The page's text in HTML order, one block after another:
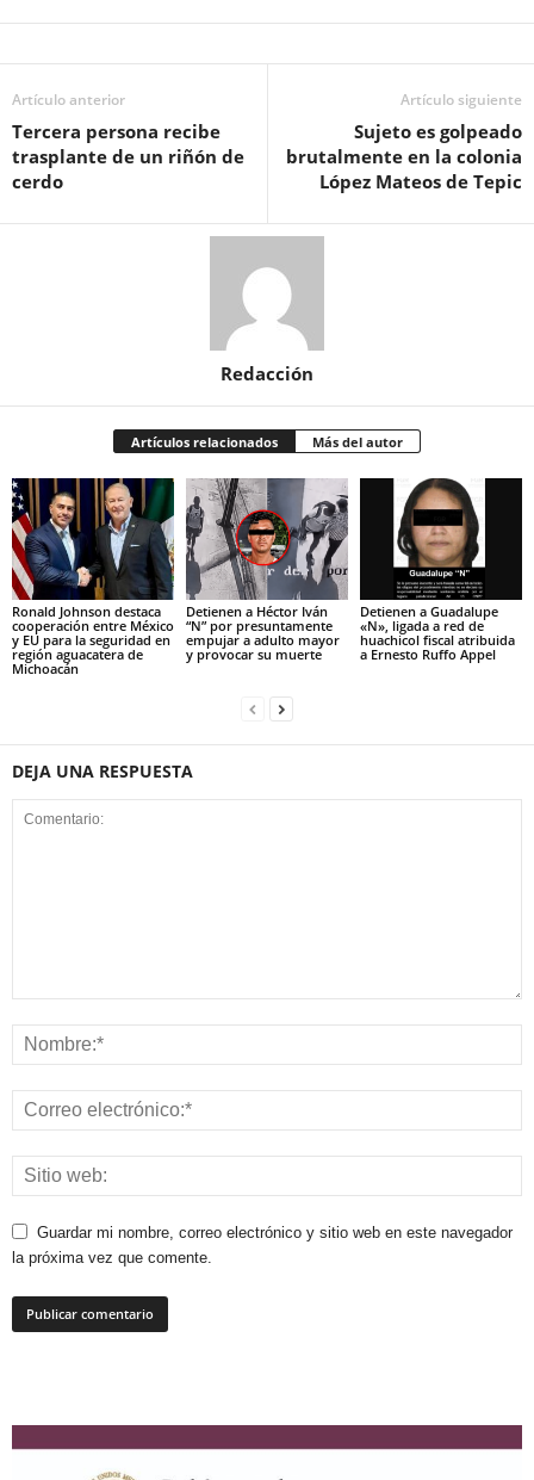
Artículo anterior
Tercera persona recibe
trasplante de un riñón de
cerdo
Artículo siguiente
Sujeto es golpeado
brutalmente en la colonia
López Mateos de Tepic
Redacción
Artículos relacionados Más del autor
Ronald Johnson destaca
cooperación entre México
y EU para la seguridad en
región aguacatera de
Michoacán
Detienen a Héctor Iván
“N” por presuntamente
empujar a adulto mayor
y provocar su muerte
Detienen a Guadalupe
«N», ligada a red de
huachicol fiscal atribuida
a Ernesto Ruffo Appel
DEJA UNA RESPUESTA
Guardar mi nombre, correo electrónico y sitio web en este navegador
la próxima vez que comente.